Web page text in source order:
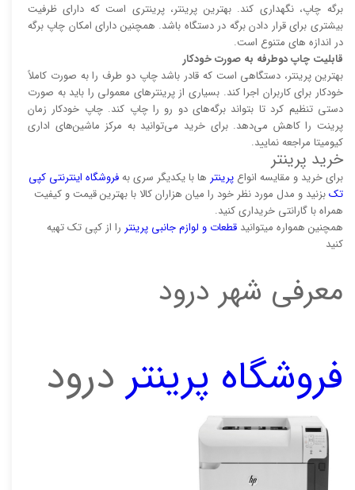
برگه چاپ، نگهداری کند. بهترین پرینتر، پرینتری است که دارای ظرفیت
بیشتری برای قرار دادن برگه در دستگاه باشد. همچنین دارای امکان چاپ برگه
در اندازه های متنوع است.
قابلیت چاپ دوطرفه به صورت خودکار
بهترین پرینتر، دستگاهی است که قادر باشد چاپ دو طرف را به صورت کاملاً
خودکار برای کاربران اجرا کند. بسیاری از پرینتر‌های معمولی را باید به صورت
دستی تنظیم کرد تا بتواند برگه‌های دو رو را چاپ کند. چاپ خودکار زمان
پرینت را کاهش می‌دهد. برای خرید می‌توانید به مرکز ماشین‌های اداری
کیومیتا مراجعه نمایید.
خرید پرینتر
برای خرید و مقایسه انواع پرینتر‌ ها با یکدیگر سری بهفروشگاه اینترنتی کپی
تکبزنید و مدل مورد نظر خود را میان هزاران کالا با بهترین قیمت و کیفیت
همراه با گارانتی خریداری کنید.
همچنین همواره میتوانید قطعات و لوازم جانبی پرینتر را از کپی تک تهیه
کنید
معرفی شهر درود
فروشگاه پرینتر درود